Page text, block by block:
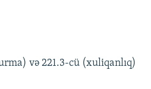
və 221.3-cü (xuliqanlıq)